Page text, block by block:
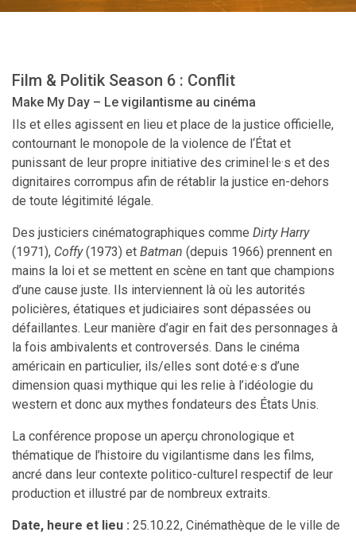
Film & Politik Season 6 : Conflit
Make My Day – Le vigilantisme au cinéma
Ils et elles agissent en lieu et place de la justice officielle,
contournant le monopole de la violence de l‘État et
punissant de leur propre initiative des criminel·le·s et des
dignitaires corrompus afin de rétablir la justice en-dehors
de toute légitimité légale.
Des justiciers cinématographiques comme Dirty Harry
(1971), Coffy(1973) et Batman (depuis 1966) prennent en
mains la loi et se mettent en scène en tant que champions
d’une cause juste. Ils interviennent là où les autorités
policières, étatiques et judiciaires sont dépassées ou
défaillantes. Leur manière d’agir en fait des personnages à
la fois ambivalents et controversés. Dans le cinéma
américain en particulier, ils/elles sont doté·e·s d’une
dimension quasi mythique qui les relie à l’idéologie du
western et donc aux mythes fondateurs des États Unis.
La conférence propose un aperçu chronologique et
thématique de l’histoire du vigilantisme dans les films,
ancré dans leur contexte politico-culturel respectif de leur
production et illustré par de nombreux extraits.
Date, heure et lieu : 25.10.22, Cinémathèque de le ville de